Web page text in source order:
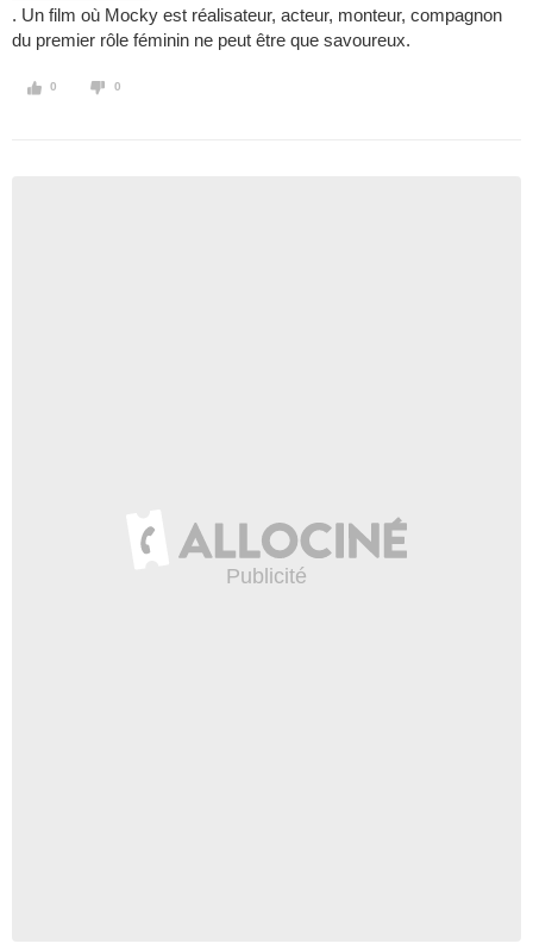
. Un film où Mocky est réalisateur, acteur, monteur, compagnon
du premier rôle féminin ne peut être que savoureux.
0 0